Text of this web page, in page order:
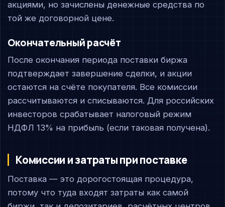
акциями, но зачислены денежные средства по
той же договорной цене.
Окончательный расчёт
После окончания периода поставки биржа
подтверждает завершение сделки, и акции
остаются на счёте покупателя. Все комиссии
рассчитываются и списываются. Для российских
инвесторов срабатывает налоговый режим
НДФЛ 13% на прибыль (если таковая получена).
Комиссии и затраты при поставке
Поставка — это дорогостоящая процедура,
потому что туда входят затраты как самой